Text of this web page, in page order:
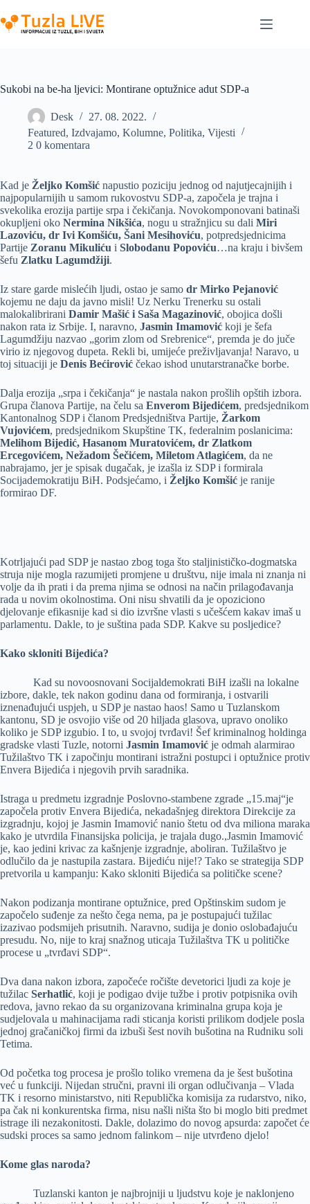
to
content
Sukobi na be-ha ljevici: Montirane optužnice adut SDP-a
Desk
27. 08. 2022.
Featured, Izdvajamo, Kolumne, Politika, Vijesti
2 0 komentara
Kad je Željko Komšić napustio poziciju jednog od najutjecajnijih i
najpopularnijih u samom rukovostvu SDP-a, započela je trajna i
svekolika erozija partije srpa i čekičanja. Novokomponovani batinaši
okupljeni oko Nermina Nikšića, nogu u stražnjicu su dali Miri
Lazoviću, dr Ivi Komšiću, Šani Mesihoviću, potpredsjednicima
Partije Zoranu Mikuliću i Slobodanu Popoviću…na kraju i bivšem
šefu Zlatku Lagumdžiji.
Iz stare garde mislećih ljudi, ostao je samo dr Mirko Pejanović
kojemu ne daju da javno misli! Uz Nerku Trenerku su ostali
malokalibrirani Damir Mašić i Saša Magazinović, obojica došli
nakon rata iz Srbije. I, naravno, Jasmin Imamović koji je šefa
Lagumdžiju nazvao „gorim zlom od Srebrenice“, premda je do juče
virio iz njegovog dupeta. Rekli bi, umijeće preživljavanja! Naravo, u
toj situaciji je Denis Bećirović čekao ishod unutarstranačke borbe.
Dalja erozija „srpa i čekičanja“ je nastala nakon prošlih opštih izbora.
Grupa članova Partije, na čelu sa Enverom Bijedićem, predsjednikom
Kantonalnog SDP i članom Predsjedništva Partije, Žarkom
Vujovićem, predsjednikom Skupštine TK, federalnim poslanicima:
Melihom Bijedić, Hasanom Muratovićem, dr Zlatkom
Ercegovićem, Nežadom Šečićem, Miletom Atlagićem, da ne
nabrajamo, jer je spisak dugačak, je izašla iz SDP i formirala
Socijademokratiju BiH. Podsjećamo, i Željko Komšić je ranije
formirao DF.
Kotrljajući pad SDP je nastao zbog toga što staljinističko-dogmatska
struja nije mogla razumijeti promjene u društvu, nije imala ni znanja ni
volje da ih prati i da prema njima se odnosi na način prilagođavanja
rada u novim okolnostima. Oni nisu shvatili da je opoziciono
djelovanje efikasnije kad si dio izvršne vlasti s učešćem kakav imaš u
parlamentu. Dakle, to je suština pada SDP. Kakve su posljedice?
Kako skloniti Bijedića?
Kad su novoosnovani Socijaldemokrati BiH izašli na lokalne
izbore, dakle, tek nakon godinu dana od formiranja, i ostvarili
iznenađujući uspjeh, u SDP je nastao haos! Samo u Tuzlanskom
kantonu, SD je osvojio više od 20 hiljada glasova, upravo onoliko
koliko je SDP izgubio. I to, u svojoj tvrđavi! Šef kriminalnog holdinga
gradske vlasti Tuzle, notorni Jasmin Imamović je odmah alarmirao
Tužilaštvo TK i započinju montirani istražni postupci i optužnice protiv
Envera Bijedića i njegovih prvih saradnika.
Istraga u predmetu izgradnje Poslovno-stambene zgrade „15.maj“je
započela protiv Envera Bijedića, nekadašnjeg direktora Direkcije za
izgradnju, kojoj je Jasmin Imamović nanio štetu od dva miliona maraka
kako je utvrdila Finansijska policija, je trajala dugo.,Jasmin Imamović
je, kao jedini krivac za kašnjenje izgradnje, aboliran. Tužilaštvo je
odlučilo da je nastupila zastara. Bijediću nije!? Tako se strategija SDP
pretvorila u kampanju: Kako skloniti Bijedića sa političke scene?
Nakon podizanja montirane optužnice, pred Opštinskim sudom je
započelo suđenje za nešto čega nema, pa je postupajući tužilac
izazivao podsmijeh prisutnih. Naravno, sudija je donio oslobađajuću
presudu. No, nije to kraj snažnog uticaja Tužilaštva TK u političke
procese u „tvrđavi SDP“.
Dva dana nakon izbora, započeće ročište devetorici ljudi za koje je
tužilac Serhatlić, koji je podigao dvije tužbe i protiv potpisnika ovih
redova, javno rekao da su organizovana kriminalna grupa koja je
sudjelovala u mahinacijama radi sticanja koristi prilikom dodjele posla
jednoj gračaničkoj firmi da izbuši šest novih bušotina na Rudniku soli
Tetima.
Od početka tog procesa je prošlo toliko vremena da je šest bušotina
već u funkciji. Nijedan stručni, pravni ili organ odlučivanja – Vlada
TK i resorno ministarstvo, niti Republička komisija za rudarstvo, niko,
pa čak ni konkurentska firma, nisu našli ništa što bi moglo biti predmet
istrage ili nezakonitosti. Dakle, dolazimo do novog apsurda: započet će
sudski proces sa samo jednom falinkom – nije utvrđeno djelo!
Kome glas naroda?
Tuzlanski kanton je najbrojniji u ljudstvu koje je naklonjeno